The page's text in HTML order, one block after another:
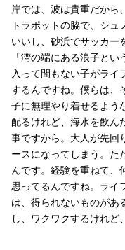
岸では、波は貴重だから
トラポットの脇で、シ
いいし、砂浜でサッカー
「湾の端にある浪子とい
入って間もない子がライ
するんですね。僕らは、
子に無理やり着せるよう
配るけれど、海水を飲ん
事ですから。大人が先回
ースになってしまう。た
んです。経験を重ねて、
思ってるんですね。ライ
は、得られないものがあ
し、ワクワクするけれど